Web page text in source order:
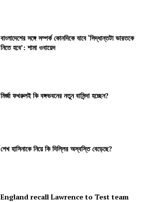
বাংলাদেশের সঙ্গে সম্পর্ক কোনদিকে যাবে ‘সিদ্ধান্তটা ভারতকে
নিতে হবে’: শামা ওবায়েদ
মির্জা ফখরুলই কি বঙ্গভবনের নতুন বাসিন্দা হচ্ছেন?
শেখ হাসিনাকে নিয়ে কি দিল্লির অস্বস্তি বেড়েছে?
England recall Lawrence to Test team